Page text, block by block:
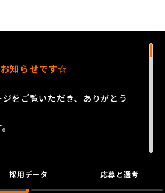
知らせです☆
をご覧いただき、ありがとう
ア、インド、ヨーロッパなど、
きたスズキグループは、2020
採用データ 応募と選考